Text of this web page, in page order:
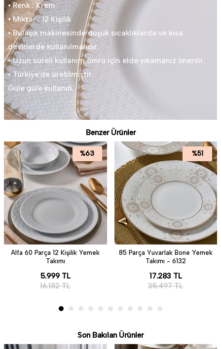
• Renk : Krem
• Miktar : 12 Kişilik
• Bulaşık makinesinde düşük sıcaklıklarda ve kısa
devirlerde kullanılmalıdır.
• Uzun süreli kullanım ömrü için elde yıkamanız önerilir.
• Türkiye'de üretilmiştir.
Güle güle kullanın.
Benzer Ürünler
%63
Alfa 60 Parça 12 Kişilik Yemek
Takımı
5.999TL
16.182TL
%51
85 Parça Yuvarlak Bone Yemek
Takımı - 6132
17.283TL
35.497TL
Son Bakılan Ürünler